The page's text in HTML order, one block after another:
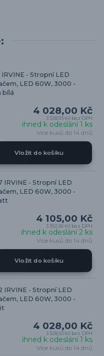
- Stropní LED
LED 60W, 3000 -
bílá
4 028,00 Kč
3 328,93 Kč bez DPH
ihned k odeslání 1 ks
Více kusů do 14 dnů
Vložit do košíku
IRVINE - Stropní LED
LED 60W, 3000 -
4 105,00 Kč
3 392,56 Kč bez DPH
ihned k odeslání 2 ks
Více kusů do 14 dnů
Vložit do košíku
IRVINE - Stropní LED
LED 60W, 3000 -
4 028,00 Kč
3 328,93 Kč bez DPH
ihned k odeslání 1 ks
Více kusů do 14 dnů